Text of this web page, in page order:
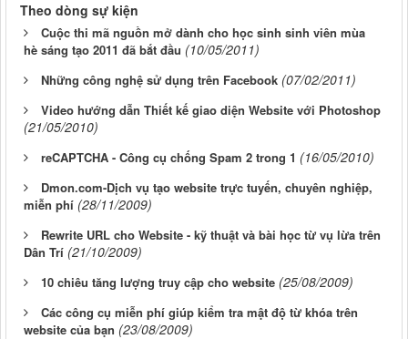
Theo dòng sự kiện
Cuộc thi mã nguồn mở dành cho học sinh sinh viên mùa
hè sáng tạo 2011 đã bắt đầu (10/05/2011)
Những công nghệ sử dụng trên Facebook (07/02/2011)
Video hướng dẫn Thiết kế giao diện Website với Photoshop
(21/05/2010)
reCAPTCHA - Công cụ chống Spam 2 trong 1 (16/05/2010)
Dmon.com-Dịch vụ tạo website trực tuyến, chuyên nghiệp,
miễn phí (28/11/2009)
Rewrite URL cho Website - kỹ thuật và bài học từ vụ lừa trên
Dân Trí (21/10/2009)
10 chiêu tăng lượng truy cập cho website (25/08/2009)
Các công cụ miễn phí giúp kiểm tra mật độ từ khóa trên
website của bạn (23/08/2009)